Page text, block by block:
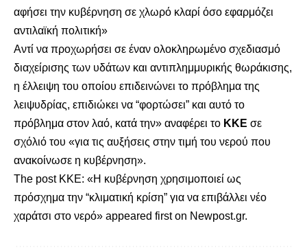
αφήσει την κυβέρνηση σε χλωρό κλαρί όσο εφαρμόζει
αντιλαϊκή πολιτική»
Αντί να προχωρήσει σε έναν ολοκληρωμένο σχεδιασμό
διαχείρισης των υδάτων και αντιπλημμυρικής θωράκισης,
η έλλειψη του οποίου επιδεινώνει το πρόβλημα της
λειψυδρίας, επιδιώκει να “φορτώσει” και αυτό το
πρόβλημα στον λαό, κατά την» αναφέρει το ΚΚΕ σε
σχόλιό του «για τις αυξήσεις στην τιμή του νερού που
ανακοίνωσε η κυβέρνηση».
The post ΚΚΕ: «Η κυβέρνηση χρησιμοποιεί ως
πρόσχημα την “κλιματική κρίση” για να επιβάλλει νέο
χαράτσι στο νερό» appeared first on Newpost.gr.